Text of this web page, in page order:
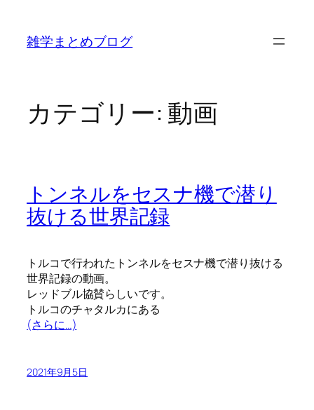
雑学まとめブログ
カテゴリー: 動画
トンネルをセスナ機で潜り
抜ける世界記録
トルコで行われたトンネルをセスナ機で潜り抜ける
世界記録の動画。
レッドブル協賛らしいです。
トルコのチャタルカにある
(さらに…)
2021年9月5日